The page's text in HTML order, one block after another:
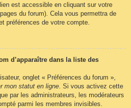
est accessible en cliquant sur votre
du forum). Cela vous permettra de
préférences de votre compte.
d’apparaître dans la liste des
onglet « Préférences du forum »,
mon statut en ligne . Si vous activez cette
par les administrateurs, les modérateurs
parmi les membres invisibles.